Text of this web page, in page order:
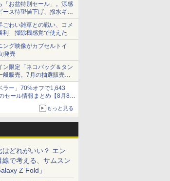
「お盆特別セール」。涼感
ース待望値下げ、撥水ギア
ごわい雑草との戦い、コメ
利 掃除機感覚で使えた
ング映像がカプセルトイ
発売
ン限定「ネコバッグ＆タン
般販売。7月の抽選販売の
ラー」70%オフで1,643
セール情報まとめ【8月8日
ップでは「大神 絶景版」が
もっと見る
はどれがいい？ エン
線で考える、サムスン
Z Fold」